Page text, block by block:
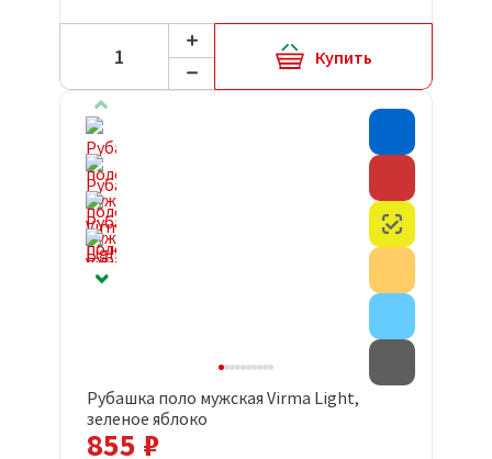
Купить
Рубашка поло мужская Virma Light,
зеленое яблоко
855 ₽